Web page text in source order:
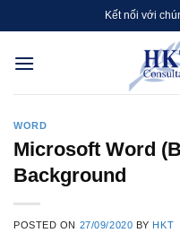
to
content
Kết nối với
WORD
Microsoft Word
Background
POSTED ON 27/09/2020 BY HKT